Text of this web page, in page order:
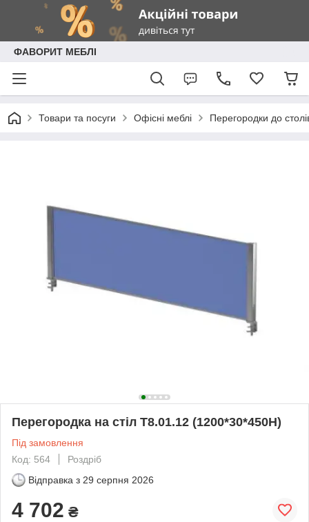
ФАВОРИТ МЕБЛІ
Товари та посуги Офісні меблі Перегородки до
Перегородка на стіл Т8.01.12 (1200*30*450Н)
Під замовлення
Код: 564
Роздріб
Відправка з 29 серпня 2026
4 702 ₴